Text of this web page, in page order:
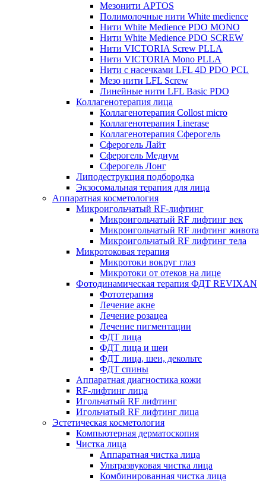
Мезонити APTOS
Полимолочные нити White medience
Нити White Medience PDO MONO
Нити White Medience PDO SCREW
Нити VICTORIA Screw PLLA
Нити VICTORIA Mono PLLA
Нити с насечками LFL 4D PDO PCL
Мезо нити LFL Screw
Линейные нити LFL Basic PDO
Коллагенотерапия лица
Коллагенотерапия Collost micro
Коллагенотерапия Linerase
Коллагенотерапия Сферогель
Сферогель Лайт
Сферогель Медиум
Сферогель Лонг
Липодеструкция подбородка
Экзосомальная терапия для лица
Аппаратная косметология
Микроигольчатый RF-лифтинг
Микроигольчатый RF лифтинг век
Микроигольчатый RF лифтинг живота
Микроигольчатый RF лифтинг тела
Микротоковая терапия
Микротоки вокруг глаз
Микротоки от отеков на лице
Фотодинамическая терапия ФДТ REVIXAN
Фототерапия
Лечение акне
Лечение розацеа
Лечение пигментации
ФДТ лица
ФДТ лица и шеи
ФДТ лица, шеи, декольте
ФДТ спины
Аппаратная диагностика кожи
RF-лифтинг лица
Игольчатый RF лифтинг
Игольчатый RF лифтинг лица
Эстетическая косметология
Компьютерная дерматоскопия
Чистка лица
Аппаратная чистка лица
Ультразвуковая чистка лица
Комбинированная чистка лица